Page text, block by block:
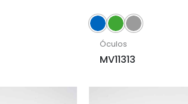
Óculos
MV11313